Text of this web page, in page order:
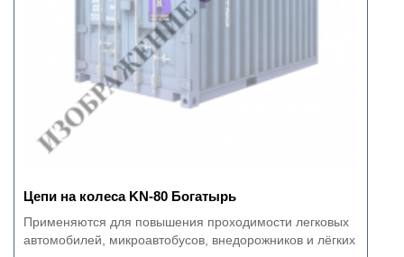
Цепи на колеса KN-80 Богатырь
Применяются для повышения проходимости легковых
автомобилей, микроавтобусов, внедорожников и лёгких